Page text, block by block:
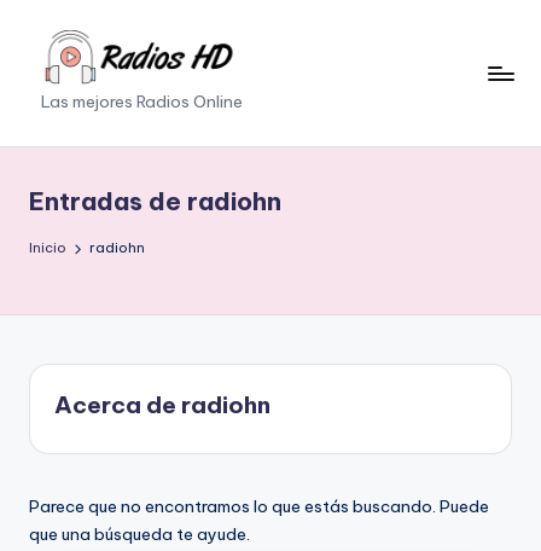
Saltar
contenidoLas mejores Radios Online
Entradas de radiohn
Inicio radiohn
Acerca de radiohn
Parece que no encontramos lo que estás buscando. Puede
que una búsqueda te ayude.